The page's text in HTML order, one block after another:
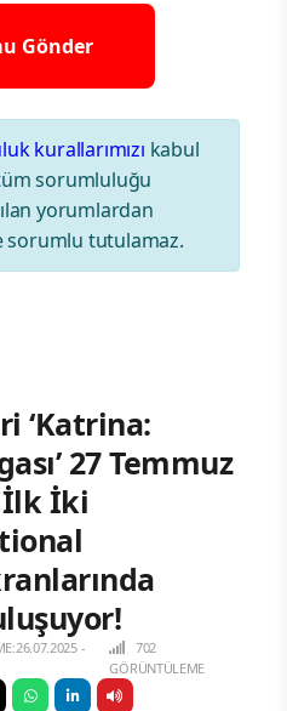
kurallarımızı kabul
sorumluluğu
yorumlardan
sorumlu tutulamaz.
‘Katrina:
27 Temmuz
İlk İki
-
702
GÖRÜNTÜLEME